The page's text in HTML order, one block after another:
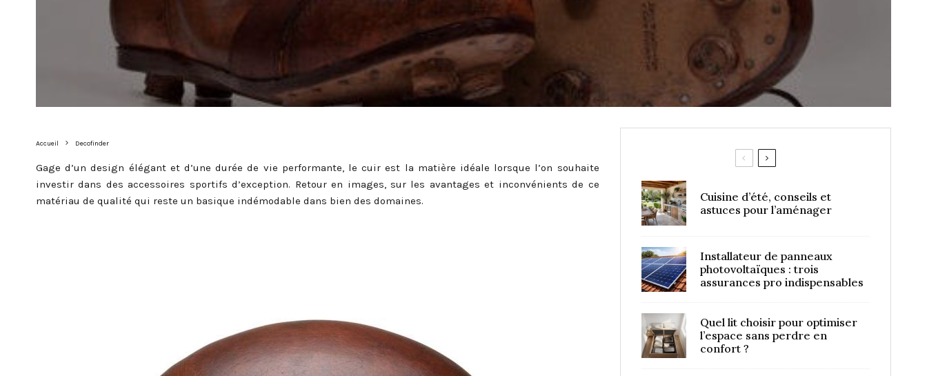
Accueil Decofinder
Gage d’un design élégant et d’une durée de vie performante, le cuir est la matière idéale lorsque l’on souhaite
investir dans des accessoires sportifs d’exception. Retour en images, sur les avantages et inconvénients de ce
matériau de qualité qui reste un basique indémodable dans bien des domaines.
Cuisine d’été, conseils et
astuces pour l’aménager
Installateur de panneaux
photovoltaïques : trois
assurances pro indispensables
Quel lit choisir pour optimiser
l’espace sans perdre en
confort ?